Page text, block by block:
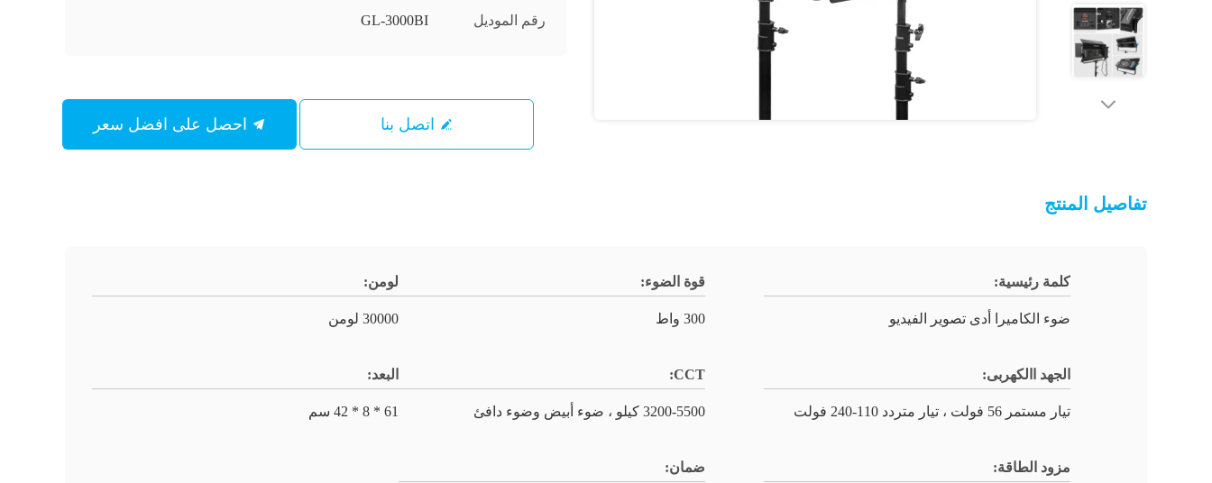
رقم الموديل GL-3000BI
اتصل بنا
تفاصيل المنتج
كلمة رئيسية:
ضوء الكاميرا أدى تصوير الفيديو
قوة الضوء:
300 واط
لومن:
30000 لومن
الجهد االكهربى:
تيار مستمر 56 فولت ، تيار متردد 110-240 فولت
CCT:
3200-5500 كيلو ، ضوء أبيض وضوء دافئ
البعد:
61 * 8 * 42 سم
مزود الطاقة: ضمان: